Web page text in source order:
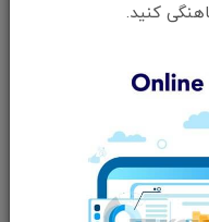
کنید.